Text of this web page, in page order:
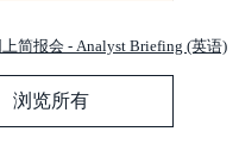
简报会 - Analyst Briefing (英语)
浏览所有